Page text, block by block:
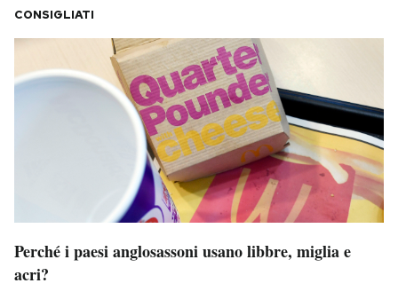
AREA PERSONALE
Area Personale
Newsletter
Notifiche mobile
Hai bisogno di aiuto?
CONSIGLIATI
Perché i paesi anglosassoni usano libbre, miglia e
acri?